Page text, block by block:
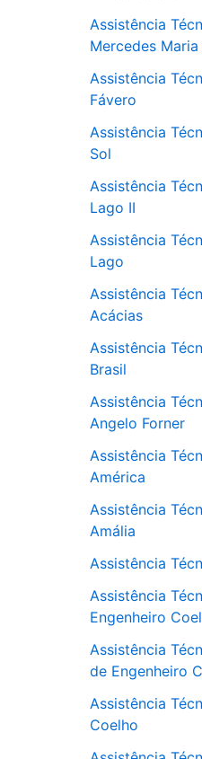
Assistência
Mercedes
Assistência
Fávero
Assistência
Sol
Assistência
Lago II
Assistência
Lago
Assistência
Acácias
Assistência
Brasil
Assistência
Angelo Forner
Assistência
América
Assistência
Amália
Assistência
Assistência
Engenheiro
Assistência
de Engenheiro
Assistência
Coelho